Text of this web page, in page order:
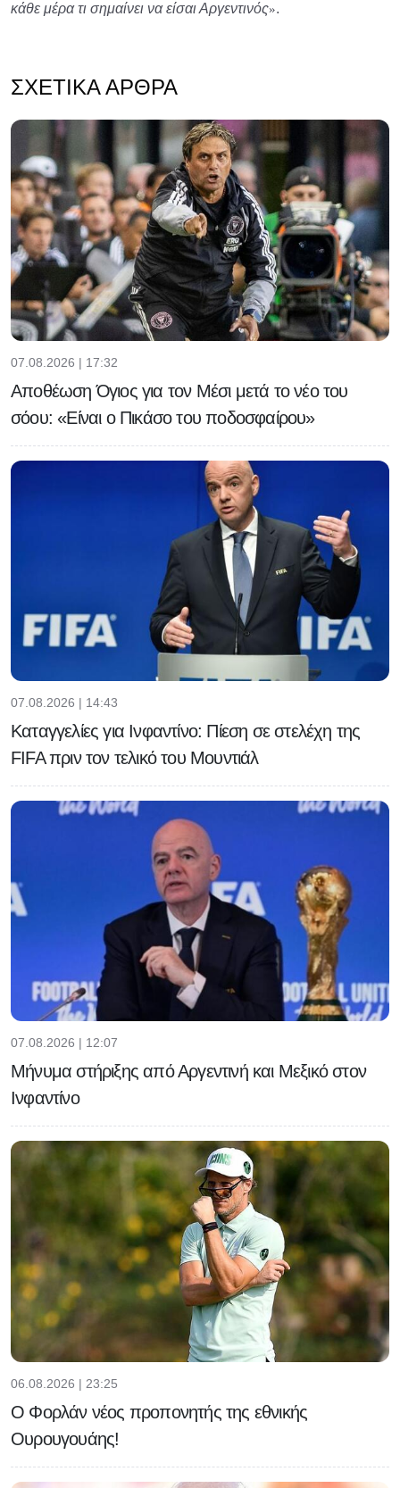
κάθε μέρα τι σημαίνει να είσαι Αργεντινός».
ΣΧΕΤΙΚΆ ΆΡΘΡΑ
07.08.2026 | 17:32
Αποθέωση Όγιος για τον Μέσι μετά το νέο του
σόου: «Είναι ο Πικάσο του ποδοσφαίρου»
07.08.2026 | 14:43
Καταγγελίες για Ινφαντίνο: Πίεση σε στελέχη της
FIFA πριν τον τελικό του Μουντιάλ
07.08.2026 | 12:07
Μήνυμα στήριξης από Αργεντινή και Μεξικό στον
Ινφαντίνο
06.08.2026 | 23:25
Ο Φορλάν νέος προπονητής της εθνικής
Ουρουγουάης!